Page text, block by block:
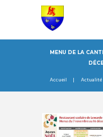
MENU DE LA
Accueil Actualité